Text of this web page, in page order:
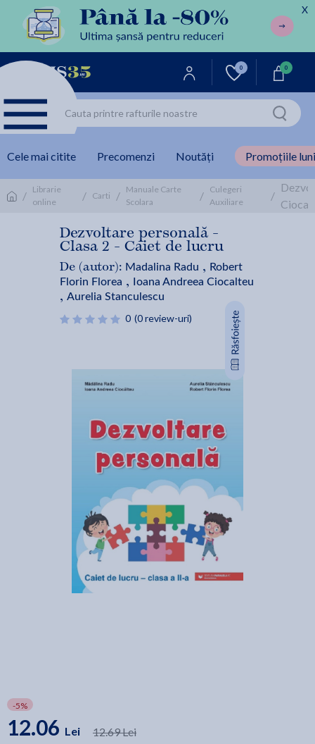
X
0 0
Cele mai citite Precomenzi Noutăți Promoțiile
/ Librarie
online
/ Carti /
Manuale Carte
Scolara
/ Culegeri
Auxiliare
/
Dezvoltare personală -
Clasa 2 - Caiet de lucru
De (autor): Madalina Radu , Robert
Florin Florea , Ioana Andreea Ciocalteu
, Aurelia Stanculescu
0 (0 review-uri)
-5%
12.06 Lei
12.69 Lei